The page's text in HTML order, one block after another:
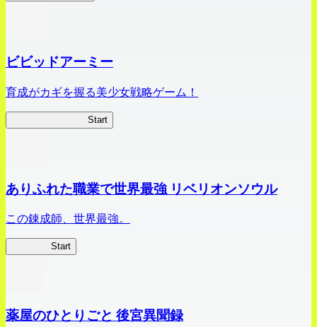
ビビッドアーミー
育成がカギを握る美少女戦略ゲーム！
Start
ありふれた職業で世界最強 リベリオンソウル
この錬成師、世界最強。
Start
薬屋のひとりごと 後宮異聞録